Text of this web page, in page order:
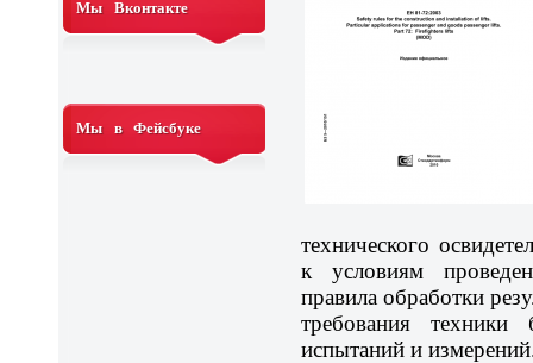
технического
к условиям
правила обработки
требования техники
испытаний и
Мы Вконтакте
Мы в Фейсбуке